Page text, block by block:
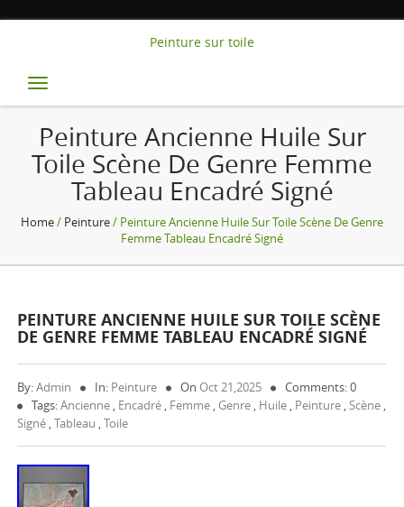
Peinture sur toile
Toggle
navigation
Peinture Ancienne Huile Sur
Toile Scène De Genre Femme
Tableau Encadré Signé
Home/ Peinture/ Peinture Ancienne Huile Sur Toile Scène De Genre
Femme Tableau Encadré Signé
PEINTURE ANCIENNE HUILE SUR TOILE SCÈNE
DE GENRE FEMME TABLEAU ENCADRÉ SIGNÉ
By:Admin In: Peinture On Oct 21,2025
Comments: 0
Tags:Ancienne , Encadré , Femme , Genre , Huile , Peinture ,Scène ,
Signé ,Tableau ,Toile